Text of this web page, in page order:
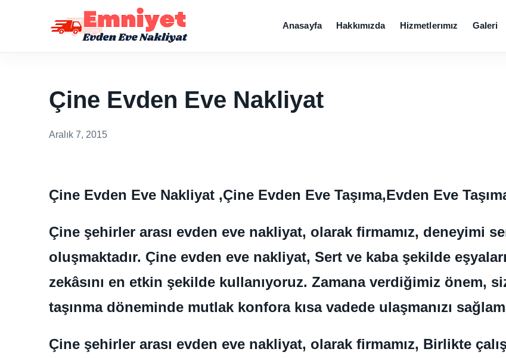
Anasayfa Hakkımızda Hizmetlerımız Galeri
Çine Evden Eve Nakliyat
Aralık 7, 2015
Çine Evden Eve Nakliyat ,Çine Evden Eve Taşıma,Evden Eve
Çine şehirler arası evden eve nakliyat, olarak firmamız, deneyimi
oluşmaktadır. Çine evden eve nakliyat, Sert ve kaba şekilde
zekâsını en etkin şekilde kullanıyoruz. Zamana verdiğimiz önem,
taşınma döneminde mutlak konfora kısa vadede ulaşmanızı
Çine şehirler arası evden eve nakliyat, olarak firmamız, Birlikte